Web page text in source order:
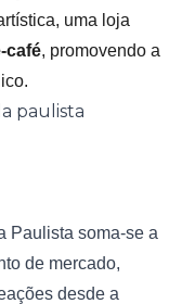
uma loja
café, promovendo a
Paulista soma-se a
de mercado,
desde a